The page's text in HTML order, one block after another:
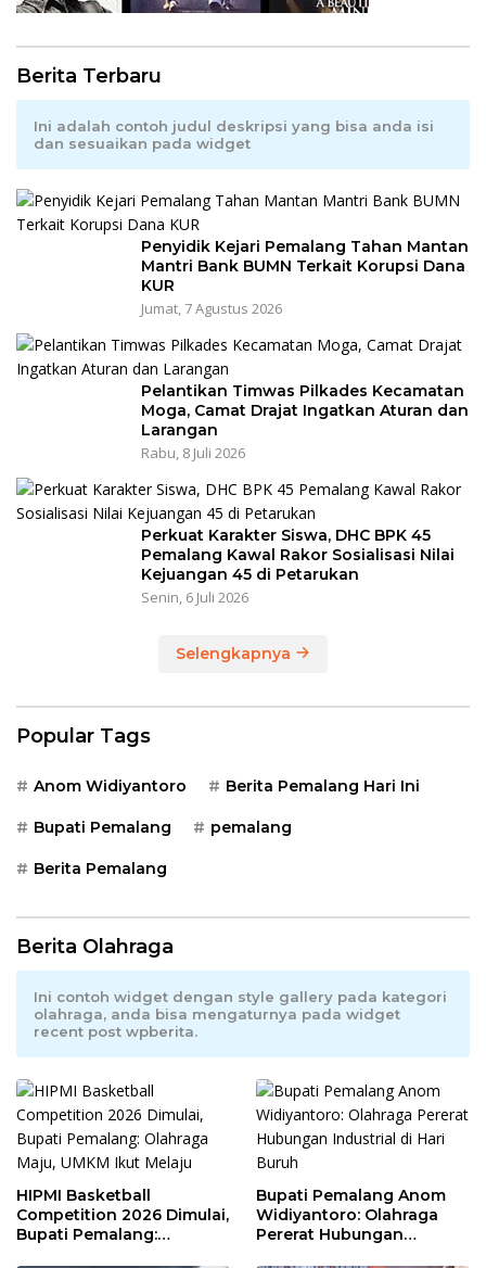
Berita Terbaru
Ini adalah contoh judul deskripsi yang bisa anda isi
dan sesuaikan pada widget
Penyidik Kejari Pemalang Tahan Mantan
Mantri Bank BUMN Terkait Korupsi Dana
KUR
Jumat, 7 Agustus 2026
Pelantikan Timwas Pilkades Kecamatan
Moga, Camat Drajat Ingatkan Aturan dan
Larangan
Rabu, 8 Juli 2026
Perkuat Karakter Siswa, DHC BPK 45
Pemalang Kawal Rakor Sosialisasi Nilai
Kejuangan 45 di Petarukan
Senin, 6 Juli 2026
Selengkapnya
Popular Tags
Anom Widiyantoro Berita Pemalang Hari Ini
Bupati Pemalang pemalang
Berita Pemalang
Berita Olahraga
Ini contoh widget dengan style gallery pada kategori
olahraga, anda bisa mengaturnya pada widget
recent post wpberita.
HIPMI Basketball
Competition 2026 Dimulai,
Bupati Pemalang:
Bupati Pemalang Anom
Widiyantoro: Olahraga
Pererat Hubungan